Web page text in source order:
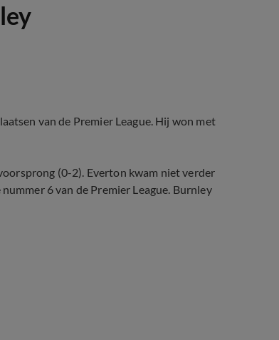
van de Premier League. Hij won met
(0-2). Everton kwam niet verder
6 van de Premier League. Burnley